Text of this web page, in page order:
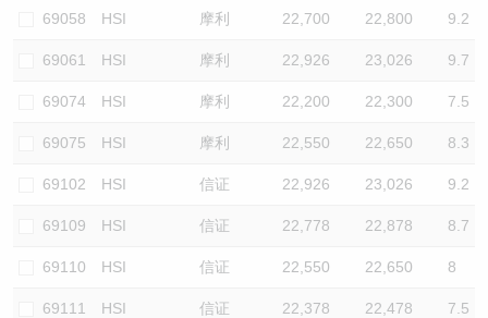
69058 HSI 摩利 22,700 22,800 9.2
69061 HSI 摩利 22,926 23,026 9.7
69074 HSI 摩利 22,200 22,300 7.5
69075 HSI 摩利 22,550 22,650 8.3
69102 HSI 信证 22,926 23,026 9.2
69109 HSI 信证 22,778 22,878 8.7
69110 HSI 信证 22,550 22,650 8
69111 HSI 信证 22,378 22,478 7.5